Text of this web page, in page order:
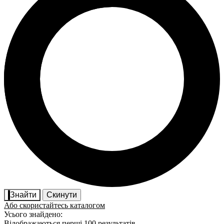
Знайти
Скинути
Або скористайтесь каталогом
Усього знайдено: